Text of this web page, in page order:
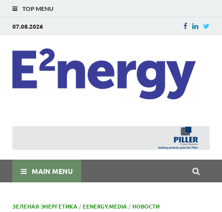
TOP MENU
07.08.2026
MAIN MENU
ЗЕЛЕНАЯ ЭНЕРГЕТИКА /EENERGY.MEDIA /НОВОСТИ